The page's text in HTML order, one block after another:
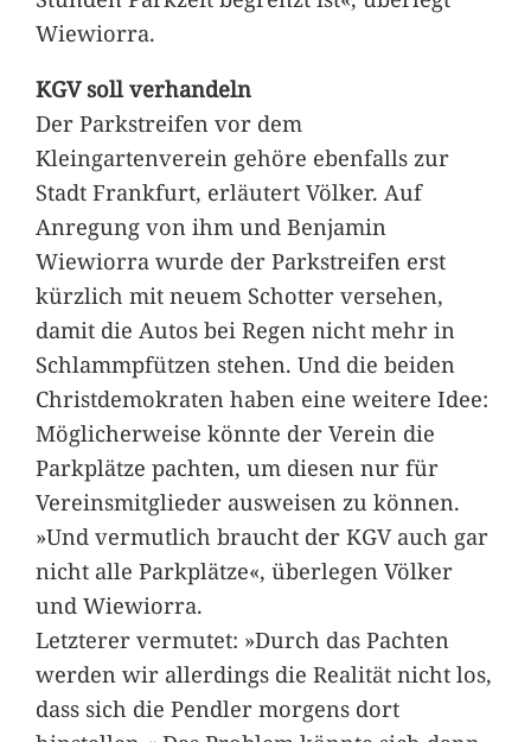
Wiewiorra.
KGV soll verhandeln
Der Parkstreifen vor dem
Kleingartenverein gehöre ebenfalls zur
Stadt Frankfurt, erläutert Völker. Auf
Anregung von ihm und Benjamin
Wiewiorra wurde der Parkstreifen erst
kürzlich mit neuem Schotter versehen,
damit die Autos bei Regen nicht mehr in
Schlammpfützen stehen. Und die beiden
Christdemokraten haben eine weitere Idee:
Möglicherweise könnte der Verein die
Parkplätze pachten, um diesen nur für
Vereinsmitglieder ausweisen zu können.
»Und vermutlich braucht der KGV auch gar
nicht alle Parkplätze«, überlegen Völker
und Wiewiorra.
Letzterer vermutet: »Durch das Pachten
werden wir allerdings die Realität nicht los,
dass sich die Pendler morgens dort